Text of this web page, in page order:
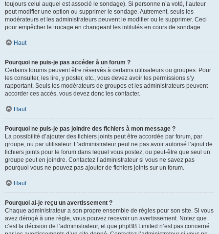
toujours celui auquel est associé le sondage). Si personne n’a voté, l’auteur
peut modifier une option ou supprimer le sondage. Autrement, seuls les
modérateurs et les administrateurs peuvent le modifier ou le supprimer. Ceci
pour empêcher le trucage en changeant les intitulés en cours de sondage.
Haut
Pourquoi ne puis-je pas accéder à un forum ?
Certains forums peuvent être réservés à certains utilisateurs ou groupes. Pour
les consulter, les lire, y poster, etc., vous devez avoir les permissions s’y
rapportant. Seuls les modérateurs de groupes et les administrateurs peuvent
accorder ces accès, vous devez donc les contacter.
Haut
Pourquoi ne puis-je pas joindre des fichiers à mon message ?
La possibilité d’ajouter des fichiers joints peut être accordée par forum, par
groupe, ou par utilisateur. L’administrateur peut ne pas avoir autorisé l’ajout de
fichiers joints pour le forum dans lequel vous postez, ou peut-être que seul un
groupe peut en joindre. Contactez l’administrateur si vous ne savez pas
pourquoi vous ne pouvez pas ajouter de fichiers joints sur un forum.
Haut
Pourquoi ai-je reçu un avertissement ?
Chaque administrateur a son propre ensemble de règles pour son site. Si vous
avez dérogé à une règle, vous pouvez recevoir un avertissement. Notez que
c’est la décision de l’administrateur, et que phpBB Limited n’est pas concerné